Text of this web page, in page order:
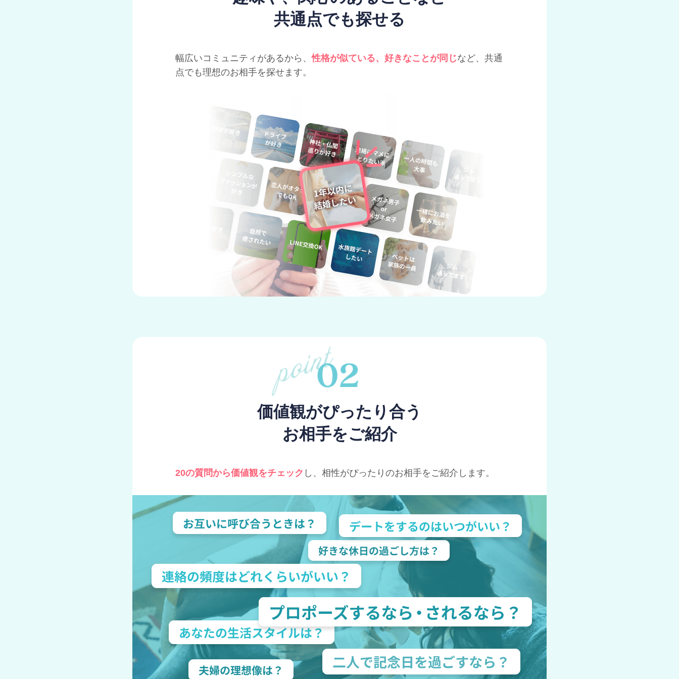
共通点でも探せる
幅広いコミュニティがあるから、性格が似ている、好きなことが同じなど、共通
点でも理想のお相手を探せます。
価値観がぴったり合う
お相手をご紹介
20の質問から価値観をチェック し、相性がぴったりのお相手をご紹介します。